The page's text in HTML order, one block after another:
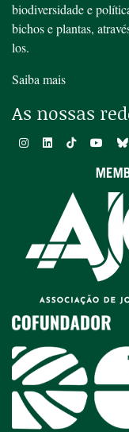
biodiversidade e
bichos e plantas,
los.
Saiba mais
As nossas